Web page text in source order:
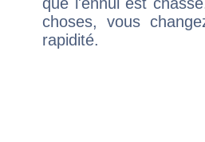
choses, vous
rapidité.